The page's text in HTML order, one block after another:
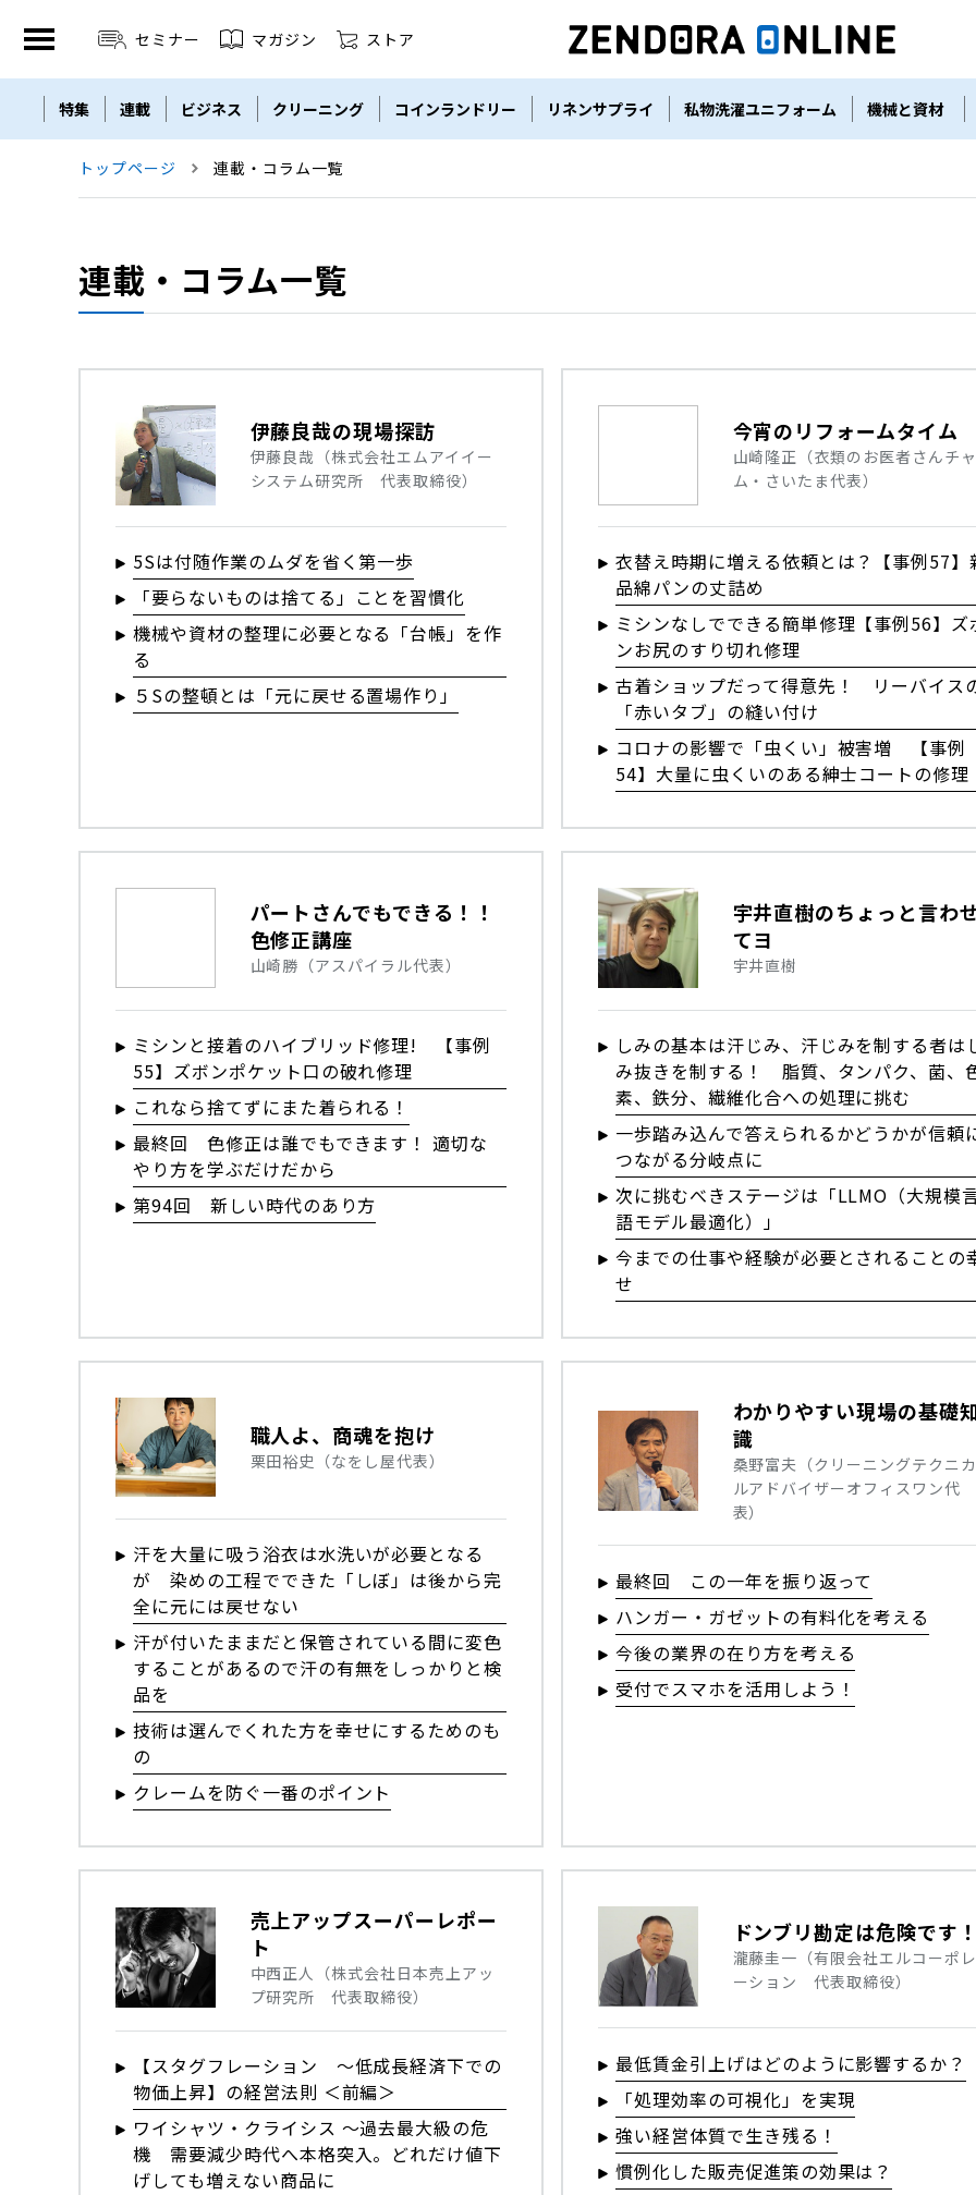
セミナー マガジン ストア
特集 連載 ビジネス クリーニング コインランドリー リネンサプライ 私物洗濯ユニフォーム 機械と資材
トップページ 連載・コラム一覧
連載・コラム一覧
伊藤良哉の現場探訪
伊藤良哉（株式会社エムアイイー
システム研究所 代表取締役）
5Sは付随作業のムダを省く第一歩
「要らないものは捨てる」ことを習慣化
機械や資材の整理に必要となる「台帳」を作
る
５Sの整頓とは「元に戻せる置場作り」
今宵のリフォームタイム
山崎隆正（衣類のお医者さんチャ
ム・さいたま代表）
衣替え時期に増える依頼とは？【事例57】
品綿パンの丈詰め
ミシンなしでできる簡単修理【事例56】ズ
ンお尻のすり切れ修理
古着ショップだって得意先！ リーバイス
「赤いタブ」の縫い付け
コロナの影響で「虫くい」被害増 【事例
54】大量に虫くいのある紳士コートの修理
パートさんでもできる！！
色修正講座
山崎勝（アスパイラル代表）
ミシンと接着のハイブリッド修理! 【事例
55】ズボンポケット口の破れ修理
これなら捨てずにまた着られる！
最終回 色修正は誰でもできます！ 適切な
やり方を学ぶだけだから
第94回 新しい時代のあり方
宇井直樹のちょっと言わ
てヨ
宇井直樹
しみの基本は汗じみ、汗じみを制する者は
み抜きを制する！ 脂質、タンパク、菌、
素、鉄分、繊維化合への処理に挑む
一歩踏み込んで答えられるかどうかが信頼
つながる分岐点に
次に挑むべきステージは「LLMO（大規模
語モデル最適化）」
今までの仕事や経験が必要とされることの
せ
職人よ、商魂を抱け
栗田裕史（なをし屋代表）
汗を大量に吸う浴衣は水洗いが必要となる
が 染めの工程でできた「しぼ」は後から完
全に元には戻せない
汗が付いたままだと保管されている間に変色
することがあるので汗の有無をしっかりと検
品を
技術は選んでくれた方を幸せにするためのも
の
クレームを防ぐ一番のポイント
わかりやすい現場の基礎
識
桑野富夫（クリーニングテクニカ
ルアドバイザーオフィスワン代
表）
最終回 この一年を振り返って
ハンガー・ガゼットの有料化を考える
今後の業界の在り方を考える
受付でスマホを活用しよう！
売上アップスーパーレポー
ト
中西正人（株式会社日本売上アッ
プ研究所 代表取締役）
【スタグフレーション ～低成長経済下での
物価上昇】の経営法則 ＜前編＞
ワイシャツ・クライシス ～過去最大級の危
機 需要減少時代へ本格突入。どれだけ値下
げしても増えない商品に
ドンブリ勘定は危険です！
瀧藤圭一（有限会社エルコーポレ
ーション 代表取締役）
最低賃金引上げはどのように影響するか？
「処理効率の可視化」を実現
強い経営体質で生き残る！
慣例化した販売促進策の効果は？